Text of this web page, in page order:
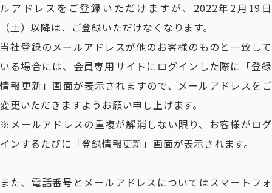
ルアドレスをご登録いただけますが、2022年2月19日
（土）以降は、ご登録いただけなくなります。
当社登録のメールアドレスが他のお客様のものと一致して
いる場合には、会員専用サイトにログインした際に「登録
情報更新」画面が表示されますので、メールアドレスをご
変更いただきますようお願い申し上げます。
※メールアドレスの重複が解消しない限り、お客様がログ
インするたびに「登録情報更新」画面が表示されます。
また、電話番号とメールアドレスについてはスマートフォ